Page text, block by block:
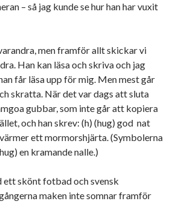
– så jag kunde se hur han har vuxit
men framför allt skickar vi
Han kan läsa och skriva och jag
får läsa upp för mig. Men mest går
skratta. När det var dags att sluta
gubbar, som inte går att kopiera
och han skrev: (h) (hug) god nat
ett mormorshjärta. (Symbolerna
en kramande nalle.)
ett skönt fotbad och svensk
maken inte somnar framför